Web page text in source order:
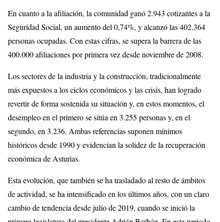
En cuanto a la afiliación, la comunidad ganó 2.943 cotizantes a la
Seguridad Social, un aumento del 0,74%, y alcanzó las 402.364
personas ocupadas. Con estas cifras, se supera la barrera de las
400.000 afiliaciones por primera vez desde noviembre de 2008.
Los sectores de la industria y la construcción, tradicionalmente
más expuestos a los ciclos económicos y las crisis, han logrado
revertir de forma sostenida su situación y, en estos momentos, el
desempleo en el primero se sitúa en 3.255 personas y, en el
segundo, en 3.236. Ambas referencias suponen mínimos
históricos desde 1990 y evidencian la solidez de la recuperación
económica de Asturias.
Esta evolución, que también se ha trasladado al resto de ámbitos
de actividad, se ha intensificado en los últimos años, con un claro
cambio de tendencia desde julio de 2019, cuando se inició la